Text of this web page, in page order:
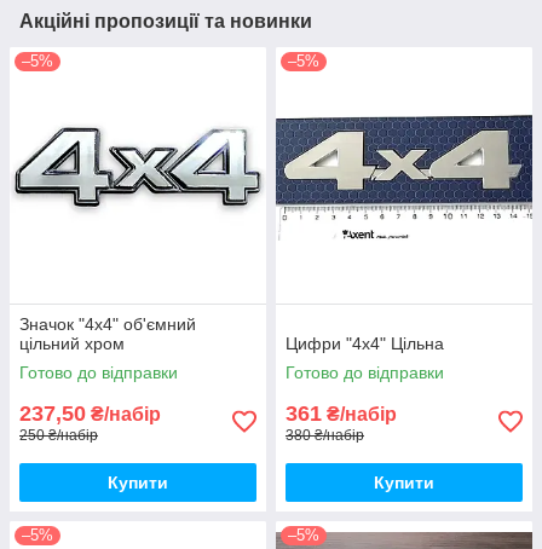
Акційні пропозиції та новинки
–5%
Значок "4х4" об'ємний
цільний хром
Готово до відправки
237,50 ₴/набір
250 ₴/набір
Купити
–5%
Цифри "4х4" Цільна
Готово до відправки
361 ₴/набір
380 ₴/набір
Купити
–5% –5%